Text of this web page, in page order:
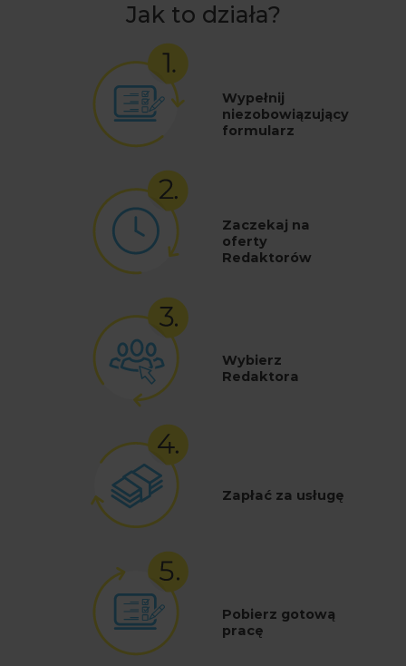
Jak to działa?
Wypełnij
niezobowiązujący
formularz
Zaczekaj na
oferty
Redaktorów
Wybierz
Redaktora
Zapłać za usługę
Pobierz gotową
pracę